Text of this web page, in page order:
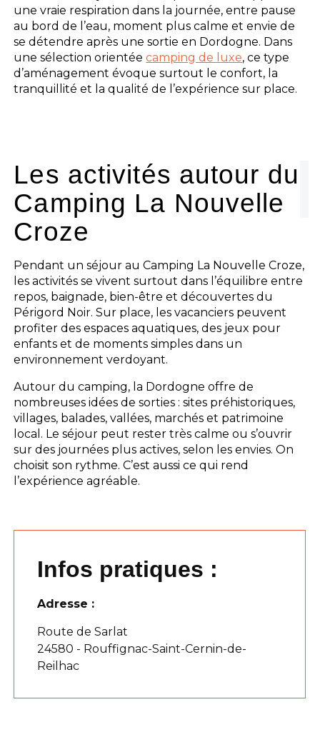
une vraie respiration dans la journée, entre pause
au bord de l’eau, moment plus calme et envie de
se détendre après une sortie en Dordogne. Dans
une sélection orientéecamping de luxe, ce type
d’aménagement évoque surtout le confort, la
tranquillité et la qualité de l’expérience sur place.
Les activités autour du
Camping La Nouvelle
Croze
Pendant un séjour au Camping La Nouvelle Croze,
les activités se vivent surtout dans l’équilibre entre
repos, baignade, bien-être et découvertes du
Périgord Noir. Sur place, les vacanciers peuvent
profiter des espaces aquatiques, des jeux pour
enfants et de moments simples dans un
environnement verdoyant.
Autour du camping, la Dordogne offre de
nombreuses idées de sorties : sites préhistoriques,
villages, balades, vallées, marchés et patrimoine
local. Le séjour peut rester très calme ou s’ouvrir
sur des journées plus actives, selon les envies. On
choisit son rythme. C’est aussi ce qui rend
l’expérience agréable.
Infos pratiques :
Adresse :
Route de Sarlat
24580 - Rouffignac-Saint-Cernin-de-
Reilhac